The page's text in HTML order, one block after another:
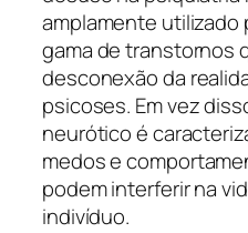
amplamente utilizado
gama de transtornos
desconexão da
psicoses. Em vez
neurótico é
medos e
podem interferir na
indivíduo.